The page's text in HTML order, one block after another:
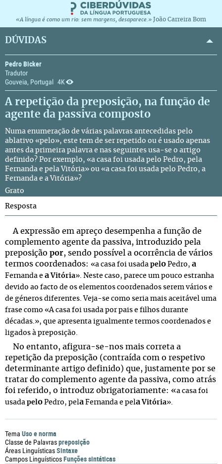
«A língua é como um rio: sem margens, desaparece.» João Carreira Bom
DÚVIDAS
Pedro Bicker
Tradutor
Gouveia, Portugal 4K
A repetição da preposição, na função de
agente da passiva composto
Numa enumeração de várias palavras antecedidas pelo
ablativo «pelo», este tem de ser repetido ou é usado apenas
antes da primeira palavra e nas seguintes usa-se o artigo
definido? Por exemplo, «a casa foi usada pelo Pedro, pela
Fernanda e pela Vitória» ou «a casa foi usada pelo Pedro, a
Fernanda e a Vitória»?
Grato
Resposta
A expressão em apreço desempenha a função de
complemento agente da passiva, introduzido pela
preposição por, sendo possível a ocorrência de vários
termos coordenados: «a casa foi usada pelo Pedro, a
Fernanda e a Vitória». Neste caso, parece um pouco estranha
devido ao facto de os elementos coordenados serem vários e
de géneros diferentes. Veja-se como seria mais aceitável uma
frase como «A casa foi usada por pais e filhos durante
décadas.», que apresenta igualmente termos coordenados e
ligados à preposição.
No entanto, afigura-se-nos mais correta a
repetição da preposição (contraída com o respetivo
determinante artigo definido) que, justamente por se
tratar do complemento agente da passiva, como atrás
foi referido, o introduz obrigatoriamente: «a casa foi
usada pelo Pedro, pela Fernanda e pela Vitória».
Tema Uso e norma
Classe de Palavraspreposição
Áreas LinguísticasSintaxe
Campos LinguísticosFunções sintáticas